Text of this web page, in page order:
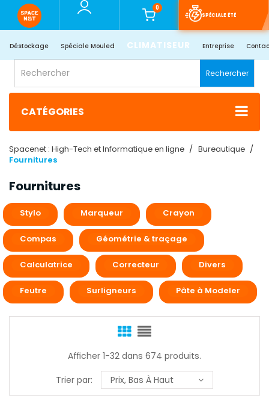
0
SPÉCIALE ÉTÉ
Déstockage Spéciale Mouled CLIMATISEUR Entreprise
Rechercher
CATÉGORIES
Spacenet : High-Tech et Informatique en ligne
Bureautique
Fournitures
Fournitures
Stylo Marqueur Crayon
Compas Géométrie & traçage
Calculatrice Correcteur Divers
Feutre Surligneurs Pâte à Modeler
Afficher 1-32 dans 674 produits.
Trier par:
Prix, Bas À Haut